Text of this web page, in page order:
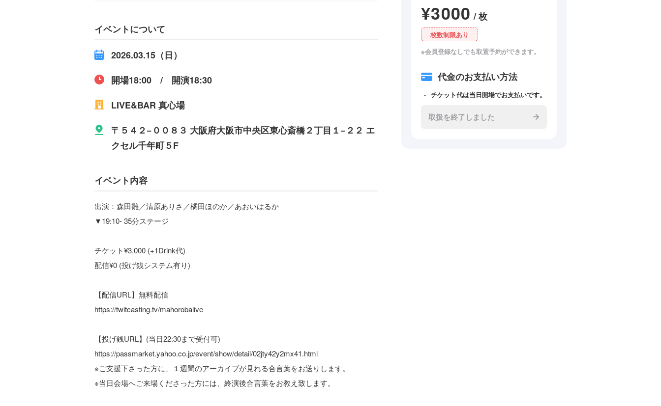
イベントについて
2026.03.15（日）
開場18:00 / 開演18:30
LIVE&BAR 真心場
〒５４２−００８３ 大阪府大阪市中央区東心斎橋２丁目１−２２ エ
クセル千年町５F
イベント内容
出演：森田雛／清原ありさ／橘田ほのか／あおいはるか
▼19:10- 35分ステージ
チケット¥3,000 (+1Drink代)
配信¥0 (投げ銭システム有り)
【配信URL】無料配信
https://twitcasting.tv/mahorobalive
【投げ銭URL】(当日22:30まで受付可)
https://passmarket.yahoo.co.jp/event/show/detail/02jty42y2mx41.html
※ご支援下さった方に、１週間のアーカイブが見れる合言葉をお送りします。
※当日会場へご来場くださった方には、終演後合言葉をお教え致します。
¥3000 / 枚
枚数制限あり
※会員登録なしでも取置予約ができます。
代金のお支払い方法
チケット代は当日開場でお支払いです。
取扱を終了しました